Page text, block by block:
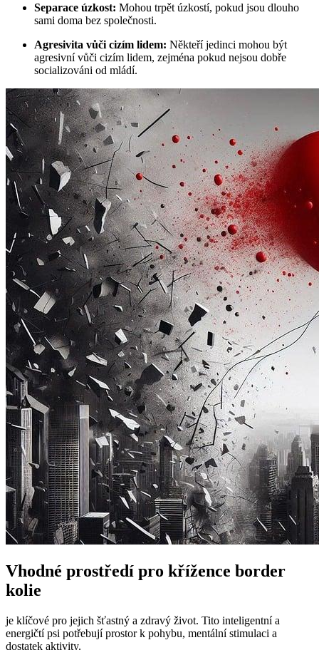
Separace úzkost: Mohou trpět úzkostí, pokud jsou dlouho
sami doma bez společnosti.
Agresivita vůči cizím lidem: Někteří jedinci mohou být
agresivní vůči cizím lidem, zejména pokud nejsou dobře
socializováni od mládí.
Vhodné prostředí pro křížence border
kolie
je klíčové pro jejich šťastný a zdravý život. Tito inteligentní a
energičtí psi potřebují prostor k pohybu, mentální stimulaci a
dostatek aktivity.